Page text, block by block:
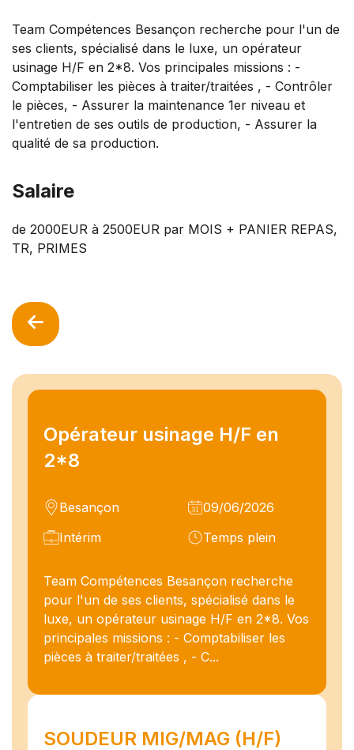
Opérateur usinage H/F en
2*8
Besançon
09/06/2026
Intérim
Temps plein
Team Compétences Besançon recherche
pour l'un de ses clients, spécialisé dans le
luxe, un opérateur usinage H/F en 2*8. Vos
principales missions : - Comptabiliser les
pièces à traiter/traitées , - C...
SOUDEUR MIG/MAG (H/F)
Team Compétences Besançon recherche pour l'un de
ses clients, spécialisé dans le luxe, un opérateur
usinage H/F en 2*8. Vos principales missions : -
Comptabiliser les pièces à traiter/traitées , - Contrôler
le pièces, - Assurer la maintenance 1er niveau et
l'entretien de ses outils de production, - Assurer la
qualité de sa production.
Salaire
de 2000EUR à 2500EUR par MOIS + PANIER REPAS,
TR, PRIMES